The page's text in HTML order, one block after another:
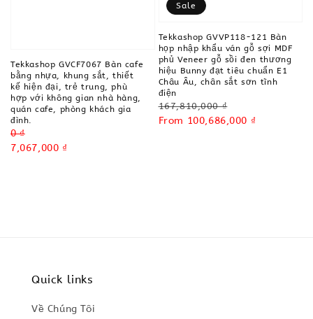
Tekkashop GVCF7067 Bàn cafe
bằng nhựa, khung sắt, thiết
kế hiện đại, trẻ trung, phù
hợp với không gian nhà hàng,
quán cafe, phòng khách gia
đình.
Regular
price
0 ₫
Sale
7,067,000 ₫
Sale
Tekkashop GVVP118-121 Bàn
họp nhập khẩu ván gỗ sợi MDF
phủ Veneer gỗ sồi đen thương
hiệu Bunny đạt tiêu chuẩn E1
Châu Âu, chân sắt sơn tĩnh
điện
Regular
price
167,810,000 ₫
Sale
From 100,686,000 ₫
Quick links
Về Chúng Tôi